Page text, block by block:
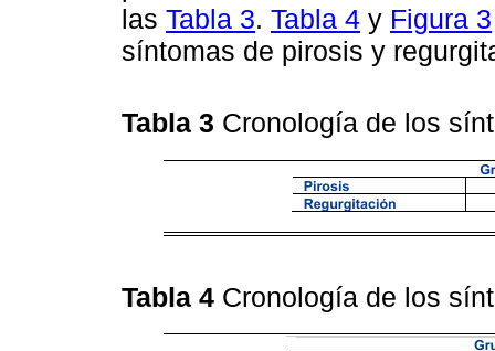
las Tabla 3. Tabla 4 y Figura 3
síntomas de pirosis y
Tabla 3 Cronología de los
Tabla 4 Cronología de los